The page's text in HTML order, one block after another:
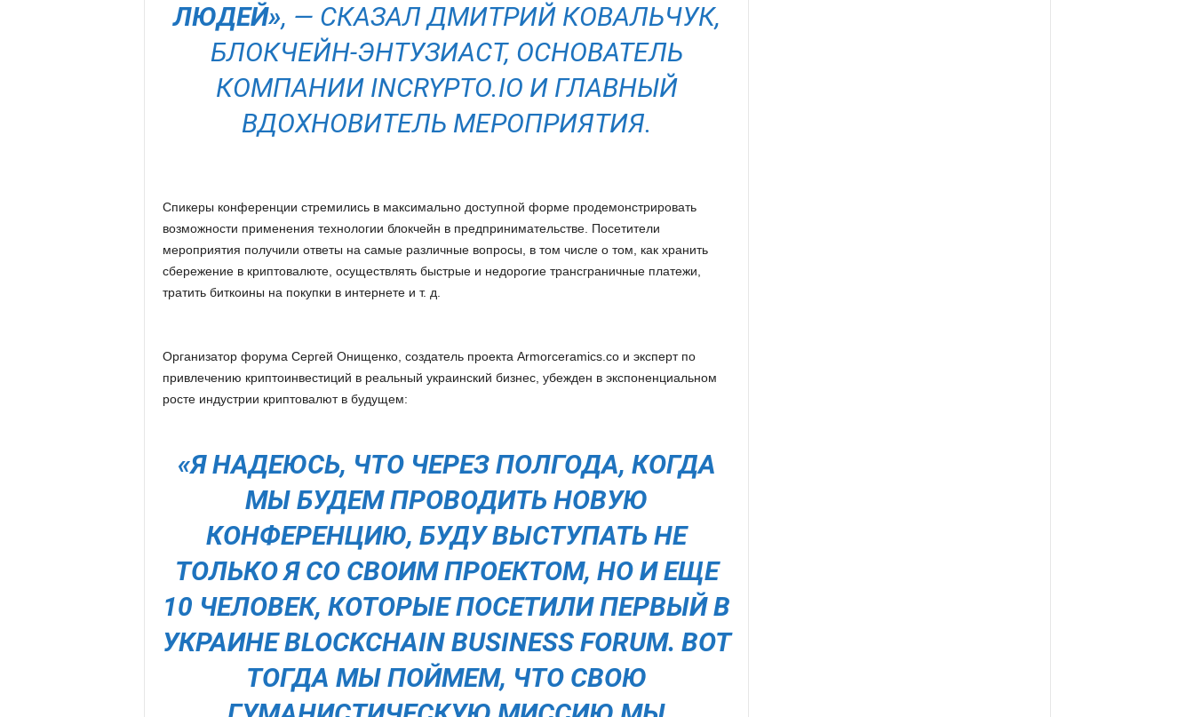
ЛЮДЕЙ», — СКАЗАЛ ДМИТРИЙ КОВАЛЬЧУК,
БЛОКЧЕЙН-ЭНТУЗИАСТ, ОСНОВАТЕЛЬ
КОМПАНИИ INCRYPTO.IO И ГЛАВНЫЙ
ВДОХНОВИТЕЛЬ МЕРОПРИЯТИЯ.
Спикеры конференции стремились в максимально доступной форме продемонстрировать
возможности применения технологии блокчейн в предпринимательстве. Посетители
мероприятия получили ответы на самые различные вопросы, в том числе о том, как хранить
сбережение в криптовалюте, осуществлять быстрые и недорогие трансграничные платежи,
тратить биткоины на покупки в интернете и т. д.
Организатор форума Сергей Онищенко, создатель проекта Armorceramics.co и эксперт по
привлечению криптоинвестиций в реальный украинский бизнес, убежден в экспоненциальном
росте индустрии криптовалют в будущем:
«Я НАДЕЮСЬ, ЧТО ЧЕРЕЗ ПОЛГОДА, КОГДА
МЫ БУДЕМ ПРОВОДИТЬ НОВУЮ
КОНФЕРЕНЦИЮ, БУДУ ВЫСТУПАТЬ НЕ
ТОЛЬКО Я СО СВОИМ ПРОЕКТОМ, НО И ЕЩЕ
10 ЧЕЛОВЕК, КОТОРЫЕ ПОСЕТИЛИ ПЕРВЫЙ В
УКРАИНЕ BLOCKCHAIN BUSINESS FORUM. ВОТ
ТОГДА МЫ ПОЙМЕМ, ЧТО СВОЮ